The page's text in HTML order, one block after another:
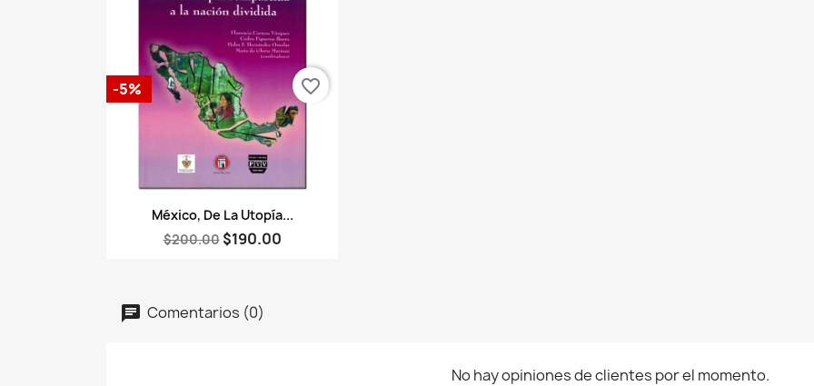
Vista rápida
México, De La Utopía...
$200.00 $190.00
-5% favorite_border
Comentarios (0)
No hay opiniones de clientes por el momento.